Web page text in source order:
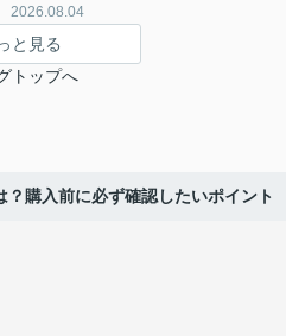
2026.08.04
と見る
トップへ
購入前に必ず確認したいポイント